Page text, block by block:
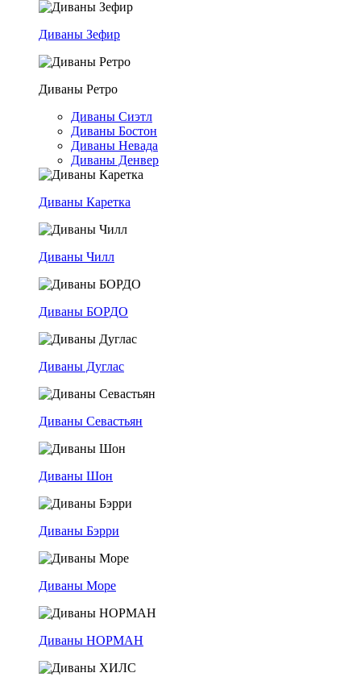
Диваны Зефир
Диваны Ретро
Диваны Сиэтл
Диваны Бостон
Диваны Невада
Диваны Денвер
Диваны Каретка
Диваны Чилл
Диваны БОРДО
Диваны Дуглас
Диваны Севастьян
Диваны Шон
Диваны Бэрри
Диваны Море
Диваны НОРМАН